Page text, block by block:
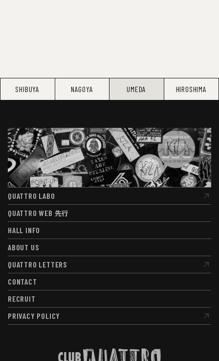
SHIBUYA NAGOYA UMEDA HIROSHIMA
QUATTRO LABO
QUATTRO LABO
QUATTRO WEB 先行
QUATTRO WEB先行
HALL INFO
HALL INFO
ABOUT US
ABOUT US
QUATTRO LETTERS
QUATTRO LETTERS
CONTACT
CONTACT
RECRUIT
RECRUIT
PRIVACY POLICY
PRIVACY POLICY